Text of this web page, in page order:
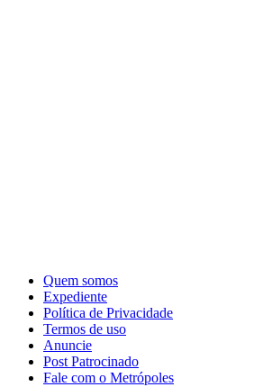
Quem somos
Expediente
Política de Privacidade
Termos de uso
Anuncie
Post Patrocinado
Fale com o Metrópoles